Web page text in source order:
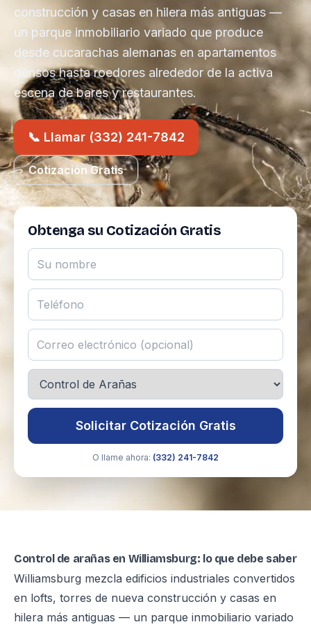
construcción y casas en hilera más antiguas —
un parque inmobiliario variado que produce
desde cucarachas alemanas en apartamentos
densos hasta roedores alrededor de la activa
escena de bares y restaurantes.
📞 Llamar (332) 241-7842
Cotización Gratis
Obtenga su Cotización Gratis
Solicitar Cotización Gratis
O llame ahora: (332) 241-7842
Control de arañas en Williamsburg: lo que debe saber
Williamsburg mezcla edificios industriales convertidos
en lofts, torres de nueva construcción y casas en
hilera más antiguas — un parque inmobiliario variado